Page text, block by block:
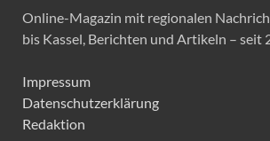
Online-Magazin mit regionalen
bis Kassel, Berichten und Artikeln – seit
Impressum
Datenschutzerklärung
Redaktion